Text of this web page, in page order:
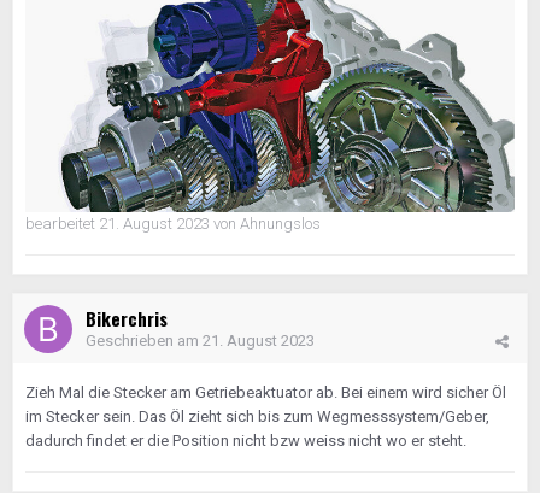
bearbeitet 21. August 2023 von Ahnungslos
Bikerchris
Geschrieben am 21. August 2023
Zieh Mal die Stecker am Getriebeaktuator ab. Bei einem wird sicher Öl
im Stecker sein. Das Öl zieht sich bis zum Wegmesssystem/Geber,
dadurch findet er die Position nicht bzw weiss nicht wo er steht.